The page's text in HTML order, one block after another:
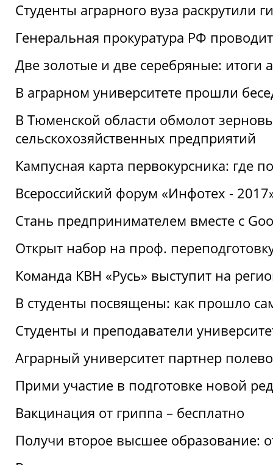
Студенты аграрного вуза раскрутили
Генеральная прокуратура РФ
Две золотые и две серебряные:
В аграрном университете прошли
В Тюменской области обмолот
сельскохозяйственных предприятий
Кампусная карта первокурсника: где
Всероссийский форум «Инфотех -
Стань предпринимателем вместе с
Открыт набор на проф.
Команда КВН «Русь» выступит на
В студенты посвящены: как прошло
Студенты и преподаватели
Аграрный университет партнер
Прими участие в подготовке новой
Вакцинация от гриппа – бесплатно
Получи второе высшее образование: